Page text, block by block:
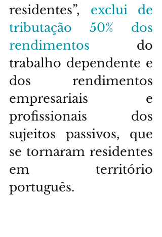
residentes”, exclui de
tributação 50% dos
rendimentos do
trabalho dependente e
dos rendimentos
empresariais e
profissionais dos
sujeitos passivos, que
se tornaram residentes
em território
português.